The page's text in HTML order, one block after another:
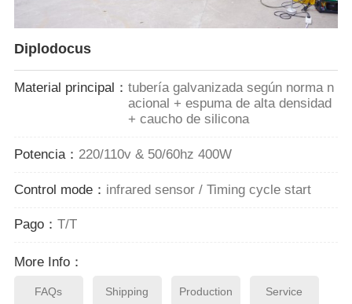
Diplodocus
Material principal： tubería galvanizada según norma n
acional + espuma de alta densidad
+ caucho de silicona
Potencia： 220/110v & 50/60hz 400W
Control mode： infrared sensor / Timing cycle start
Pago： T/T
More Info：
FAQs Shipping Production Service